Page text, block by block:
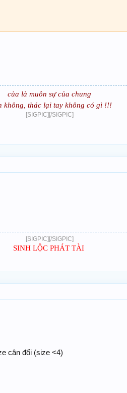
của là muôn sự của chung
không, thác lại tay không có gì !!!
[SIGPIC][/SIGPIC]
[SIGPIC][/SIGPIC]​
SINH LỘC PHÁT TÀI
cân đối (size <4)